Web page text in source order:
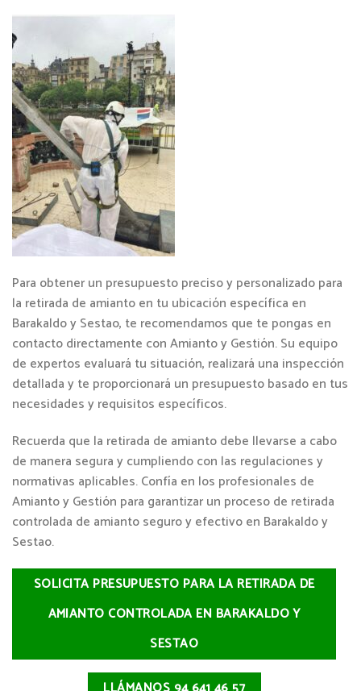
Para obtener un presupuesto preciso y personalizado para
la retirada de amianto en tu ubicación específica en
Barakaldo y Sestao, te recomendamos que te pongas en
contacto directamente con Amianto y Gestión. Su equipo
de expertos evaluará tu situación, realizará una inspección
detallada y te proporcionará un presupuesto basado en tus
necesidades y requisitos específicos.
Recuerda que la retirada de amianto debe llevarse a cabo
de manera segura y cumpliendo con las regulaciones y
normativas aplicables. Confía en los profesionales de
Amianto y Gestión para garantizar un proceso de retirada
controlada de amianto seguro y efectivo en Barakaldo y
Sestao.
SOLICITA PRESUPUESTO PARA LA RETIRADA DE
AMIANTO CONTROLADA EN BARAKALDO Y
SESTAO